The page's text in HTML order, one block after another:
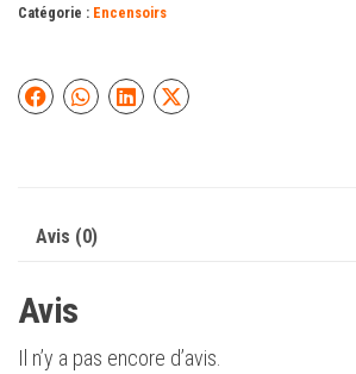
Catégorie : Encensoirs
Avis (0)
Avis
Il n’y a pas encore d’avis.